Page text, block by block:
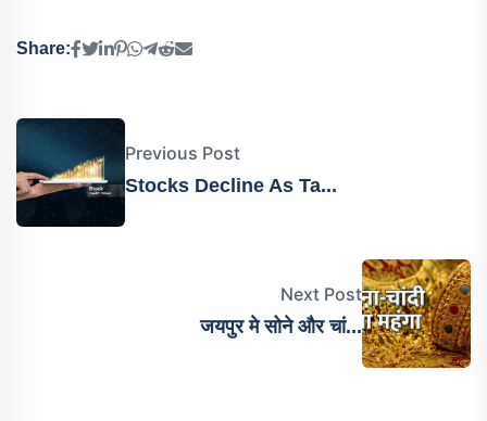
Share:
Previous Post
Stocks Decline As Ta...
Next Post
जयपुर मे सोने और चां...